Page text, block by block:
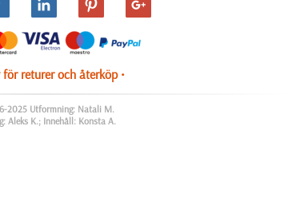
för returer och återköp •
2025 Utformning: Natali M.
Aleks K.; Innehåll: Konsta A.